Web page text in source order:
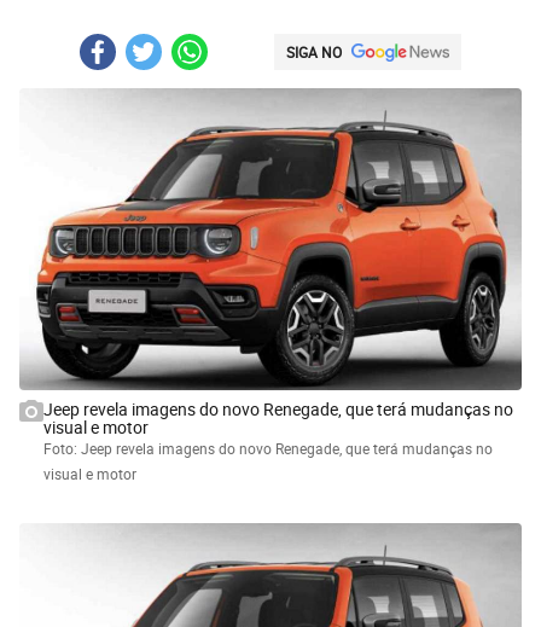
SIGA NO
Jeep revela imagens do novo Renegade, que terá mudanças no
visual e motor
Foto: Jeep revela imagens do novo Renegade, que terá mudanças no
visual e motor